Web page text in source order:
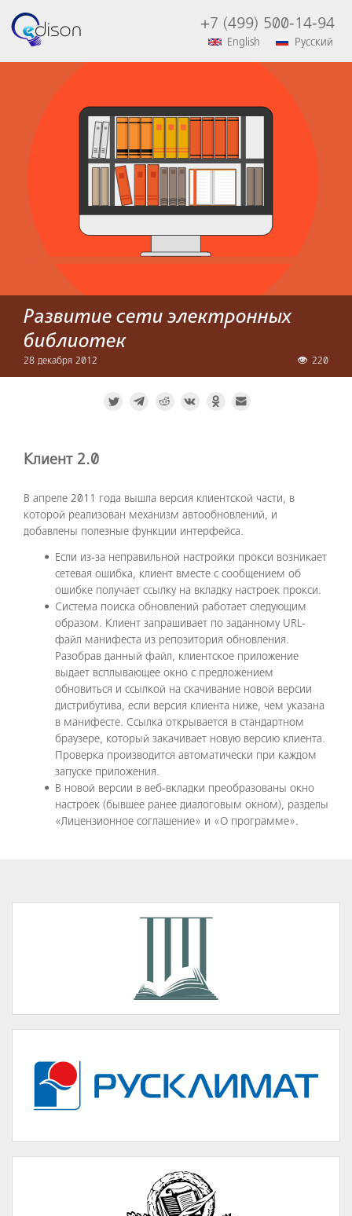
+7 (499) 500-14-94
English Русский
Развитие сети электронных
библиотек
28 декабря 2012 220
Клиент 2.0
В апреле 2011 года вышла версия клиентской части, в
которой реализован механизм автообновлений, и
добавлены полезные функции интерфейса.
Если из-за неправильной настройки прокси возникает
сетевая ошибка, клиент вместе с сообщением об
ошибке получает ссылку на вкладку настроек прокси.
Система поиска обновлений работает следующим
образом. Клиент запрашивает по заданному URL-
файл манифеста из репозитория обновления.
Разобрав данный файл, клиентское приложение
выдает всплывающее окно с предложением
обновиться и ссылкой на скачивание новой версии
дистрибутива, если версия клиента ниже, чем указана
в манифесте. Ссылка открывается в стандартном
браузере, который закачивает новую версию клиента.
Проверка производится автоматически при каждом
запуске приложения.
В новой версии в веб-вкладки преобразованы окно
настроек (бывшее ранее диалоговым окном), разделы
«Лицензионное соглашение» и «О программе».